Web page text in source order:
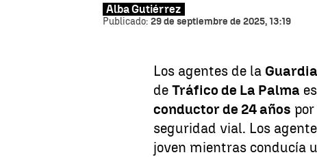
Alba Gutiérrez
Publicado: 29 de septiembre de 2025, 13:19
Los agentes de la
deTráfico de La Palma
conductor de 24 años
seguridad vial. Los
joven mientras conducía